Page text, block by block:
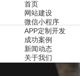
首页
网站建设
微信小程序
APP定制开发
成功案例
新闻动态
关于我们